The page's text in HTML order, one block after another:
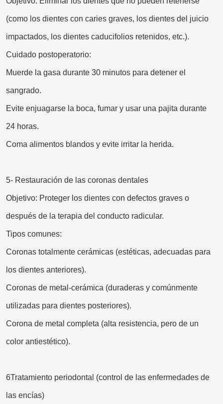
(como los dientes con caries graves, los dientes del juicio
impactados, los dientes caducifolios retenidos, etc.).
Cuidado postoperatorio:
Muerde la gasa durante 30 minutos para detener el
sangrado.
Evite enjuagarse la boca, fumar y usar una pajita durante
24 horas.
Coma alimentos blandos y evite irritar la herida.
5- Restauración de las coronas dentales
Objetivo: Proteger los dientes con defectos graves o
después de la terapia del conducto radicular.
Tipos comunes:
Coronas totalmente cerámicas (estéticas, adecuadas para
los dientes anteriores).
Coronas de metal-cerámica (duraderas y comúnmente
utilizadas para dientes posteriores).
Corona de metal completa (alta resistencia, pero de un
color antiestético).
6Tratamiento periodontal (control de las enfermedades de
las encías)